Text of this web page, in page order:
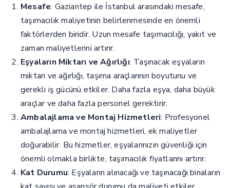
Mesafe: Gaziantep ile İstanbul arasındaki mesafe,
taşımacılık maliyetinin belirlenmesinde en önemli
faktörlerden biridir. Uzun mesafe taşımacılığı, yakıt ve
zaman maliyetlerini artırır.
Eşyaların Miktarı ve Ağırlığı: Taşınacak eşyaların
miktarı ve ağırlığı, taşıma araçlarının boyutunu ve
gerekli iş gücünü etkiler. Daha fazla eşya, daha büyük
araçlar ve daha fazla personel gerektirir.
Ambalajlama ve Montaj Hizmetleri: Profesyonel
ambalajlama ve montaj hizmetleri, ek maliyetler
doğurabilir. Bu hizmetler, eşyalarınızın güvenliği için
önemli olmakla birlikte, taşımacılık fiyatlarını artırır.
Kat Durumu: Eşyaların alınacağı ve taşınacağı binaların